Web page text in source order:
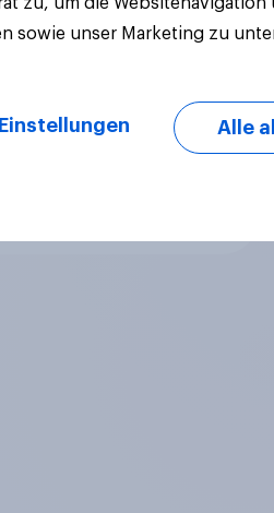
sowie unser Marketing zu
Alle